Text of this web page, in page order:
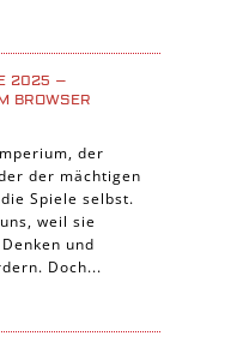
2025 –
BROWSER
der
der mächtigen
Spiele selbst.
weil sie
und
Doch...